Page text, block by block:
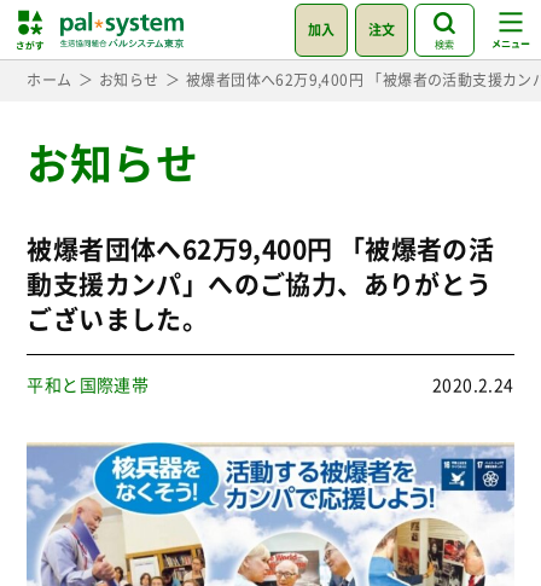
加入 注文
検索
ホーム お知らせ 被爆者団体へ62万9,400円 「被爆者の活動支援カ
お知らせ
被爆者団体へ62万9,400円 「被爆者の活
動支援カンパ」へのご協力、ありがとう
ございました。
平和と国際連帯 2020.2.24